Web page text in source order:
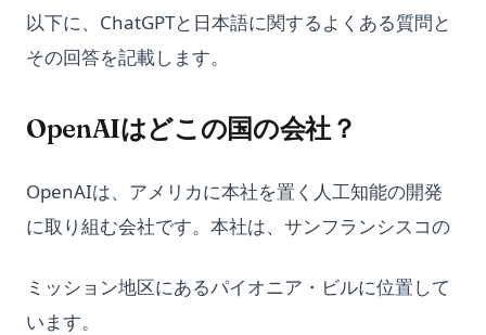
以下に、ChatGPTと日本語に関するよくある質問と
その回答を記載します。
OpenAIはどこの国の会社？
OpenAIは、アメリカに本社を置く人工知能の開発
に取り組む会社です。本社は、サンフランシスコの
ミッション地区にあるパイオニア・ビルに位置して
います。